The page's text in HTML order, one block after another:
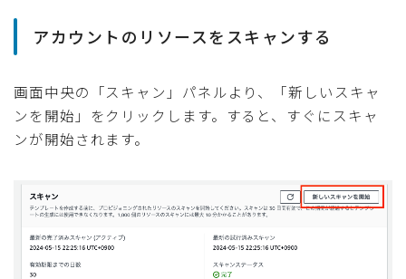
アカウントのリソースをスキャンする
画面中央の「スキャン」パネルより、「新しいスキャ
ンを開始」をクリックします。すると、すぐにスキャ
ンが開始されます。